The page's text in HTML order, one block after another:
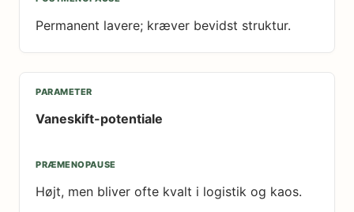
Permanent lavere; kræver bevidst struktur.
Vaneskift-potentiale
Højt, men bliver ofte kvalt i logistik og kaos.